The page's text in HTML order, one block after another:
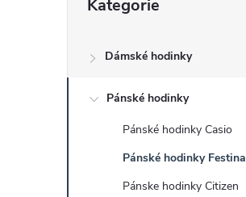
s
kategorie
Kategorie
Dámské hodinky
Pánské hodinky
Pánské hodinky Casio
Pánské hodinky Festina
Pánske hodinky Citizen